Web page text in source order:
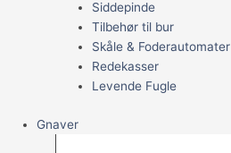
Siddepinde
Tilbehør til bur
Skåle & Foderautomater
Redekasser
Levende Fugle
Gnaver